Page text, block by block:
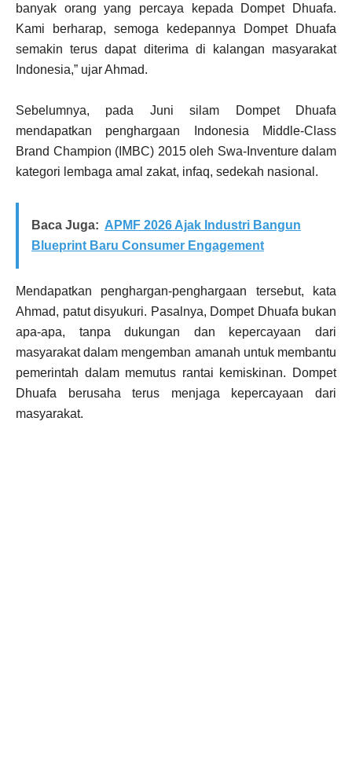
banyak orang yang percaya kepada Dompet Dhuafa.
Kami berharap, semoga kedepannya Dompet Dhuafa
semakin terus dapat diterima di kalangan masyarakat
Indonesia,” ujar Ahmad.
Sebelumnya, pada Juni silam Dompet Dhuafa
mendapatkan penghargaan Indonesia Middle-Class
Brand Champion (IMBC) 2015 oleh Swa-Inventure dalam
kategori lembaga amal zakat, infaq, sedekah nasional.
Baca Juga: APMF 2026 Ajak Industri Bangun
Blueprint Baru Consumer Engagement
Mendapatkan penghargan-penghargaan tersebut, kata
Ahmad, patut disyukuri. Pasalnya, Dompet Dhuafa bukan
apa-apa, tanpa dukungan dan kepercayaan dari
masyarakat dalam mengemban amanah untuk membantu
pemerintah dalam memutus rantai kemiskinan. Dompet
Dhuafa berusaha terus menjaga kepercayaan dari
masyarakat.